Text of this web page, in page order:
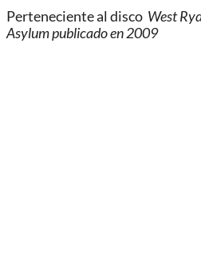
Perteneciente al disco West
Asylum publicado en 2009